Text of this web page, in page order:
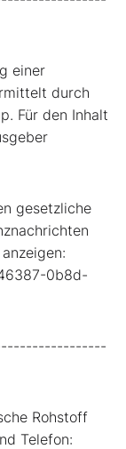
einer
durch
Für den Inhalt
gesetzliche
0b8d-
Rohstoff
Telefon: